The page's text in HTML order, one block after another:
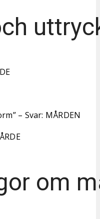
– Svar: MÅRDEN
om